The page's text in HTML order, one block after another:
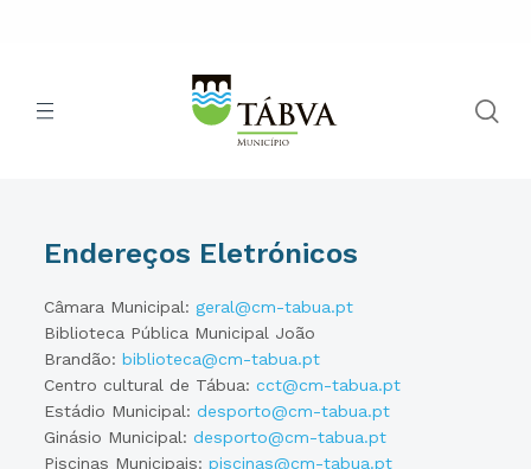
Endereços Eletrónicos
Câmara Municipal:geral@cm-tabua.pt
Biblioteca Pública Municipal João
Brandão:biblioteca@cm-tabua.pt
Centro cultural de Tábua:cct@cm-tabua.pt
Estádio Municipal:desporto@cm-tabua.pt
Ginásio Municipal:desporto@cm-tabua.pt
Piscinas Municipais:piscinas@cm-tabua.pt